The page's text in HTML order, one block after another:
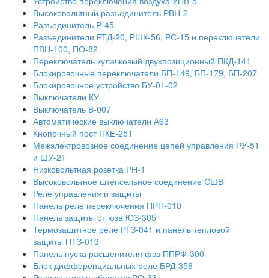
Высоковольтный разъединитель РВН-2
Разъединитель Р-45
Разъединители РТД-20, РШК-56, РС-15 и переключатели
ПВЦ-100, ПО-82
Переключатель кулачковый двухпозиционный ПКД-141
Блокировочные переключатели БП-149, БП-179, БП-207
Блокировочное устройство БУ-01-02
Выключатели КУ
Выключатель В-007
Автоматические выключатели А63
Кнопочный пост ПКЕ-251
Межэлектровозное соединение цепей управления РУ-51
и ШУ-21
Низковольтная розетка РН-1
Высоковольтное штепсельное соединение СШВ
Реле управления и защиты
Панель реле переключения ПРП-010
Панель защиты от юза ЮЗ-305
Термозащитное реле РТЗ-041 и панель тепловой
защиты ПТЗ-019
Панель пуска расщепителя фаз ППРФ-300
Блок дифференциальных реле БРД-356